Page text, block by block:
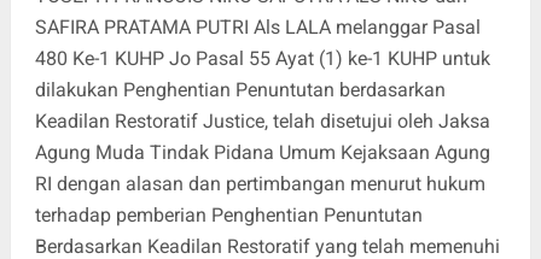
SAFIRA PRATAMA PUTRI Als LALA melanggar Pasal
480 Ke-1 KUHP Jo Pasal 55 Ayat (1) ke-1 KUHP untuk
dilakukan Penghentian Penuntutan berdasarkan
Keadilan Restoratif Justice, telah disetujui oleh Jaksa
Agung Muda Tindak Pidana Umum Kejaksaan Agung
RI dengan alasan dan pertimbangan menurut hukum
terhadap pemberian Penghentian Penuntutan
Berdasarkan Keadilan Restoratif yang telah memenuhi